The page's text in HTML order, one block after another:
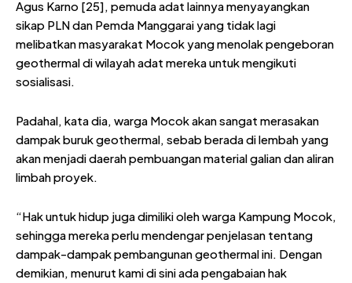
Agus Karno [25], pemuda adat lainnya menyayangkan
sikap PLN dan Pemda Manggarai yang tidak lagi
melibatkan masyarakat Mocok yang menolak pengeboran
geothermal di wilayah adat mereka untuk mengikuti
sosialisasi.
Padahal, kata dia, warga Mocok akan sangat merasakan
dampak buruk geothermal, sebab berada di lembah yang
akan menjadi daerah pembuangan material galian dan aliran
limbah proyek.
“Hak untuk hidup juga dimiliki oleh warga Kampung Mocok,
sehingga mereka perlu mendengar penjelasan tentang
dampak-dampak pembangunan geothermal ini. Dengan
demikian, menurut kami di sini ada pengabaian hak